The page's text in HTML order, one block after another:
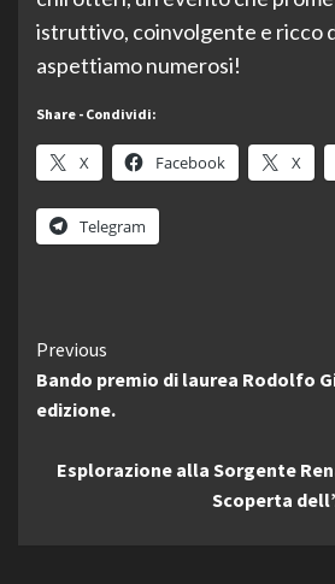
istruttivo, coinvolgente e ricco
aspettiamo numerosi!
Share - Condividi:
X Facebook X
Telegram
Continue
Reading
Previous
Bando premio di laurea Rodolfo
edizione.
Esplorazione alla Sorgente
Scoperta